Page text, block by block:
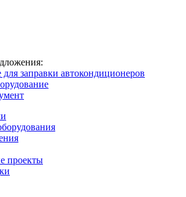
заправки автокондиционеров
проекты